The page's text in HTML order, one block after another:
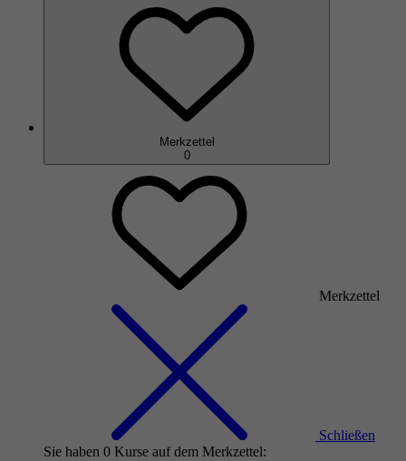
Merkzettel
0
Merkzettel
Schließen
Sie haben 0 Kurse auf dem Merkzettel: